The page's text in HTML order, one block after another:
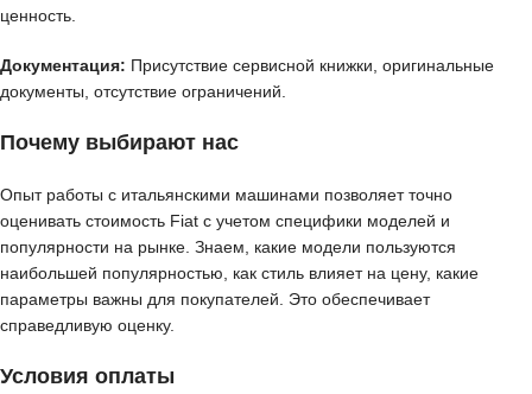
ценность.
Документация: Присутствие сервисной книжки, оригинальные
документы, отсутствие ограничений.
Почему выбирают нас
Опыт работы с итальянскими машинами позволяет точно
оценивать стоимость Fiat с учетом специфики моделей и
популярности на рынке. Знаем, какие модели пользуются
наибольшей популярностью, как стиль влияет на цену, какие
параметры важны для покупателей. Это обеспечивает
справедливую оценку.
Условия оплаты